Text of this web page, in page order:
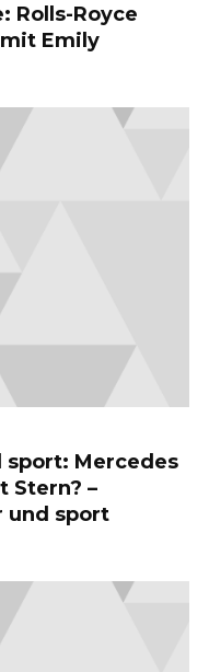
Rolls-Royce
mit Emily
sport: Mercedes
Stern? –
und sport